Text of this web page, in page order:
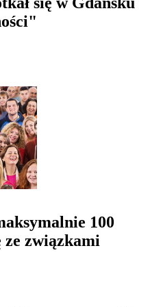
100
ze związkami